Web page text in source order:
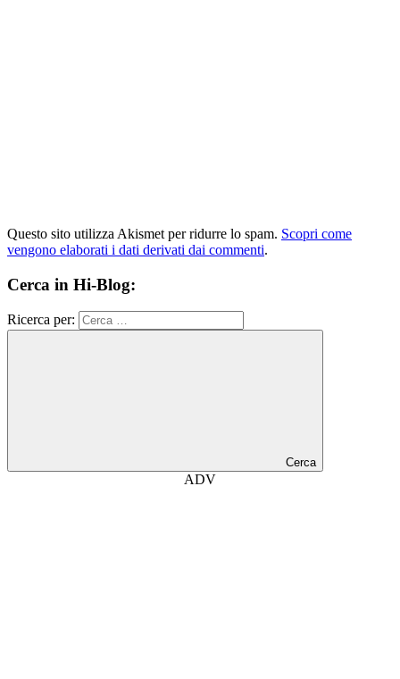
Questo sito utilizza Akismet per ridurre lo spam. Scopri come
vengono elaborati i dati derivati dai commenti.
Cerca in Hi-Blog:
Ricerca per:
Cerca
ADV